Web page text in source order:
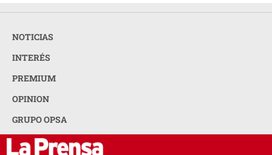
NOTICIAS
INTERÉS
PREMIUM
OPINION
GRUPO OPSA